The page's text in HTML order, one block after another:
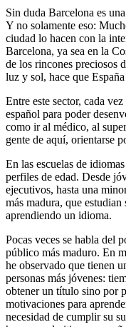
Sin duda Barcelona es
Y no solamente eso:
ciudad lo hacen con la
Barcelona, ya sea en la
de los rincones preciosos
luz y sol, hace que
Entre este sector, cada
español para poder
como ir al médico, al
gente de aquí, orientarse
En las escuelas de
perfiles de edad. Desde
ejecutivos, hasta una
más madura, que
aprendiendo un idioma.
Pocas veces se habla del
público más maduro. En
he observado que tienen
personas más jóvenes:
obtener un título sino por
motivaciones para
necesidad de cumplir su